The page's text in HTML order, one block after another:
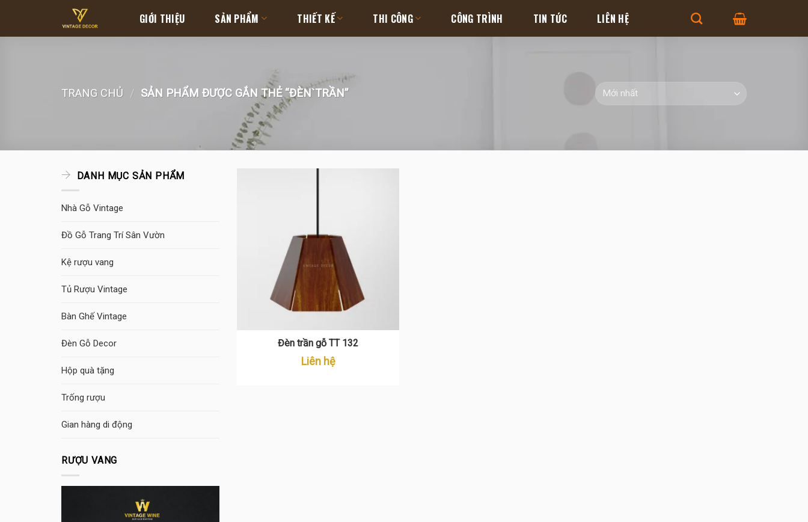
content
GIỚI THIỆU SẢN PHẨM THIẾT KẾ THI CÔNG CÔNG TRÌNH TIN TỨC LIÊN HỆ
TRANG CHỦ / SẢN PHẨM ĐƯỢC GẮN THẺ “ĐÈN`TRẦN”
DANH MỤC SẢN PHẨM
Nhà Gỗ Vintage
Đồ Gỗ Trang Trí Sân Vườn
Kệ rượu vang
Tủ Rượu Vintage
Bàn Ghế Vintage
Đèn Gỗ Decor
Hộp quà tặng
Trống rượu
Gian hàng di động
RƯỢU VANG
Đèn trần gỗ TT 132
Liên hệ